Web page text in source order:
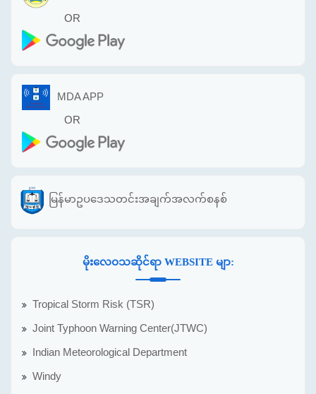
OR
MDA APP
OR
မြန်မာဥပဒေသတင်းအချက်အလက်စနစ်
မိုးလေဝသဆိုင်ရာ WEBSITE မျာ:
Tropical Storm Risk (TSR)
Joint Typhoon Warning Center(JTWC)
Indian Meteorological Department
Windy